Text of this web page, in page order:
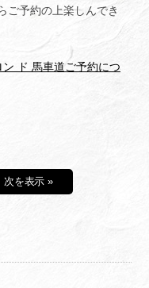
ご予約の上楽しんでき
ド 馬車道ご予約につ
次を表示 »